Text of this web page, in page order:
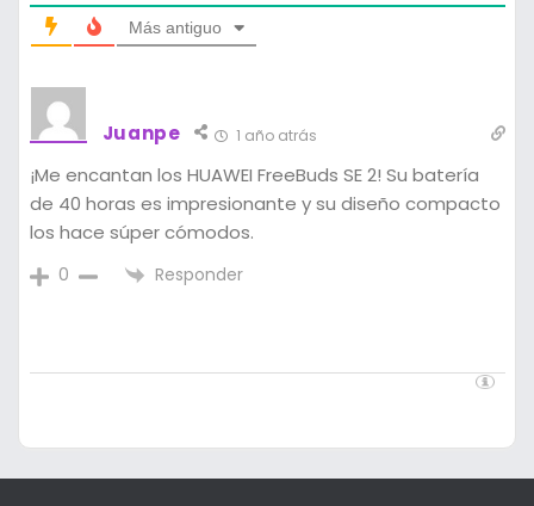
Más antiguo
Juanpe 1 año atrás
¡Me encantan los HUAWEI FreeBuds SE 2! Su batería
de 40 horas es impresionante y su diseño compacto
los hace súper cómodos.
0 Responder